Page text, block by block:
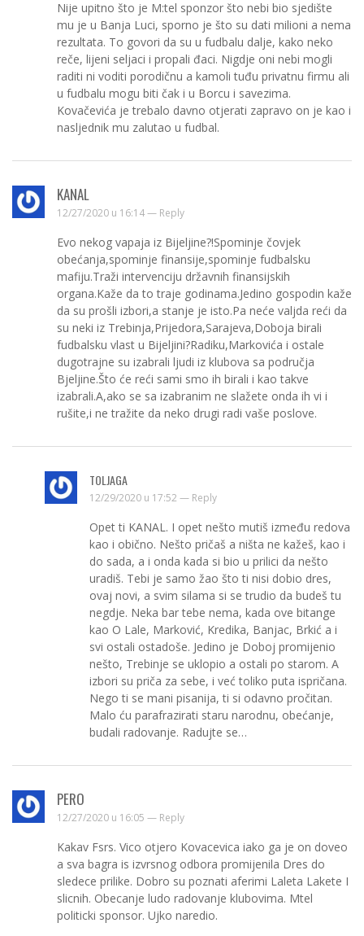
Nije upitno što je M:tel sponzor što nebi bio sjedište
mu je u Banja Luci, sporno je što su dati milioni a nema
rezultata. To govori da su u fudbalu dalje, kako neko
reče, lijeni seljaci i propali đaci. Nigdje oni nebi mogli
raditi ni voditi porodičnu a kamoli tuđu privatnu firmu ali
u fudbalu mogu biti čak i u Borcu i savezima.
Kovačevića je trebalo davno otjerati zapravo on je kao i
nasljednik mu zalutao u fudbal.
KANAL
12/27/2020 u 16:14 — Reply
Evo nekog vapaja iz Bijeljine?!Spominje čovjek
obećanja,spominje finansije,spominje fudbalsku
mafiju.Traži intervenciju državnih finansijskih
organa.Kaže da to traje godinama.Jedino gospodin kaže
da su prošli izbori,a stanje je isto.Pa neće valjda reći da
su neki iz Trebinja,Prijedora,Sarajeva,Doboja birali
fudbalsku vlast u Bijeljini?Radiku,Markovića i ostale
dugotrajne su izabrali ljudi iz klubova sa područja
Bjeljine.Što će reći sami smo ih birali i kao takve
izabrali.A,ako se sa izabranim ne slažete onda ih vi i
rušite,i ne tražite da neko drugi radi vaše poslove.
TOLJAGA
12/29/2020 u 17:52 — Reply
Opet ti KANAL. I opet nešto mutiš između redova
kao i obično. Nešto pričaš a ništa ne kažeš, kao i
do sada, a i onda kada si bio u prilici da nešto
uradiš. Tebi je samo žao što ti nisi dobio dres,
ovaj novi, a svim silama si se trudio da budeš tu
negdje. Neka bar tebe nema, kada ove bitange
kao O Lale, Marković, Kredika, Banjac, Brkić a i
svi ostali ostadoše. Jedino je Doboj promijenio
nešto, Trebinje se uklopio a ostali po starom. A
izbori su priča za sebe, i već toliko puta ispričana.
Nego ti se mani pisanija, ti si odavno pročitan.
Malo ću parafrazirati staru narodnu, obećanje,
budali radovanje. Radujte se…
PERO
12/27/2020 u 16:05 — Reply
Kakav Fsrs. Vico otjero Kovacevica iako ga je on doveo
a sva bagra is izvrsnog odbora promijenila Dres do
sledece prilike. Dobro su poznati aferimi Laleta Lakete I
slicnih. Obecanje ludo radovanje klubovima. Mtel
politicki sponsor. Ujko naredio.